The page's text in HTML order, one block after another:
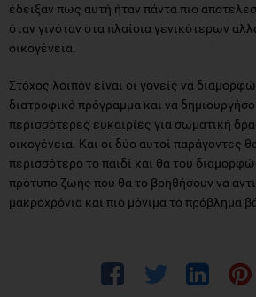
έδειξαν πως αυτή ήταν πάντα πιο
όταν γινόταν στα πλαίσια γενικότερων
οικογένεια.
Στόχος λοιπόν είναι οι γονείς να
διατροφικό πρόγραμμα και να
περισσότερες ευκαιρίες για σωματική
οικογένεια. Και οι δύο αυτοί παράγοντες
περισσότερο το παιδί και θα του
πρότυπο ζωής που θα το βοηθήσουν να
μακροχρόνια και πιο μόνιμα το πρόβλημα